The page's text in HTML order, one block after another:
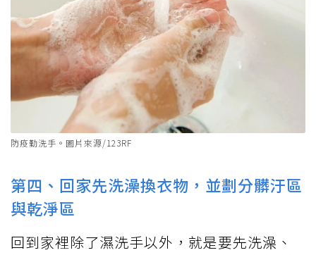
防疫勤洗⼿。圖片來源/123RF
第四、回家先洗澡換衣物，並劃分髒汙區
與乾淨區
回到家裡除了濕洗⼿以外，就是要先洗澡、